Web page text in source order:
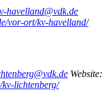
havelland@vdk.de
vor-ort/kv-havelland/
Website:
lichtenberg/